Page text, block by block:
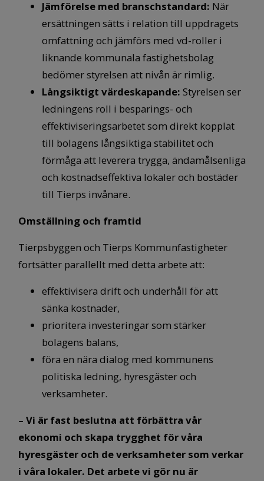
Jämförelse med branschstandard: När
ersättningen sätts i relation till uppdragets
omfattning och jämförs med vd-roller i
liknande kommunala fastighetsbolag
bedömer styrelsen att nivån är rimlig.
Långsiktigt värdeskapande: Styrelsen ser
ledningens roll i besparings- och
effektiviseringsarbetet som direkt kopplat
till bolagens långsiktiga stabilitet och
förmåga att leverera trygga, ändamålsenliga
och kostnadseffektiva lokaler och bostäder
till Tierps invånare.
Omställning och framtid
Tierpsbyggen och Tierps Kommunfastigheter
fortsätter parallellt med detta arbete att:
effektivisera drift och underhåll för att
sänka kostnader,
prioritera investeringar som stärker
bolagens balans,
föra en nära dialog med kommunens
politiska ledning, hyresgäster och
verksamheter.
– Vi är fast beslutna att förbättra vår
ekonomi och skapa trygghet för våra
hyresgäster och de verksamheter som verkar
i våra lokaler. Det arbete vi gör nu är